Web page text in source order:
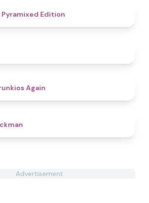
Pyramixed Edition
Again
Advertisement